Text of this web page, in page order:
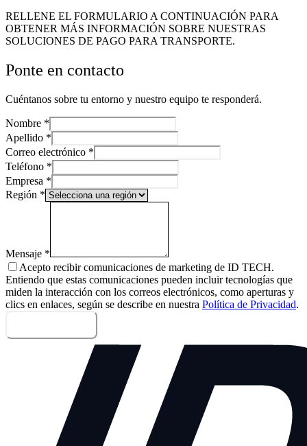
RELLENE EL FORMULARIO A CONTINUACIÓN PARA
OBTENER MÁS INFORMACIÓN SOBRE NUESTRAS
SOLUCIONES DE PAGO PARA TRANSPORTE.
Ponte en contacto
Cuéntanos sobre tu entorno y nuestro equipo te responderá.
Nombre *
Apellido *
Correo electrónico *
Teléfono *
Empresa *
Región *
Mensaje *
Acepto recibir comunicaciones de marketing de ID TECH.
Entiendo que estas comunicaciones pueden incluir tecnologías que
miden la interacción con los correos electrónicos, como aperturas y
clics en enlaces, según se describe en nuestra Política de Privacidad.